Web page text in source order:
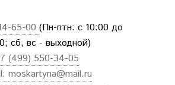
65-00 (Пн-птн: с 10:00 до
сб, вс - выходной)
(499) 550-34-05
moskartyna@mail.ru